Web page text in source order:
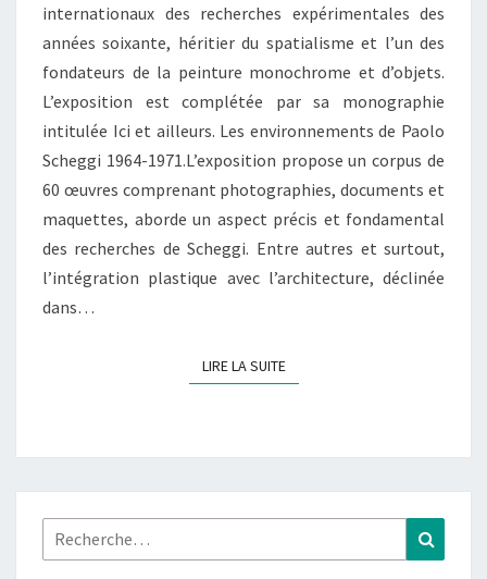
(EXPOSITION)
internationaux des recherches expérimentales des
années soixante, héritier du spatialisme et l’un des
fondateurs de la peinture monochrome et d’objets.
L’exposition est complétée par sa monographie
intitulée Ici et ailleurs. Les environnements de Paolo
Scheggi 1964-1971.L’exposition propose un corpus de
60 œuvres comprenant photographies, documents et
maquettes, aborde un aspect précis et fondamental
des recherches de Scheggi. Entre autres et surtout,
l’intégration plastique avec l’architecture, déclinée
dans…
LIRE LA SUITELIRE LA SUITE
Rechercher :